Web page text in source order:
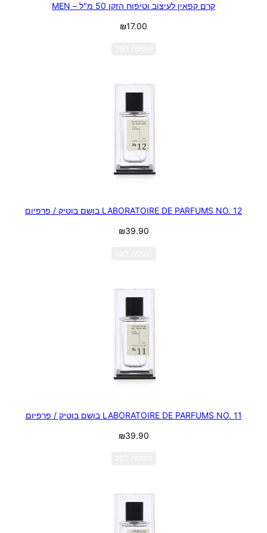
קרם קפאין לעיצוב וטיפוח הזקן 50 מ"ל – MEN
₪17.00
LABORATOIRE DE PARFUMS NO. 12 בושם בוטיק / פרפיום
₪39.90
LABORATOIRE DE PARFUMS NO. 11 בושם בוטיק / פרפיום
₪39.90